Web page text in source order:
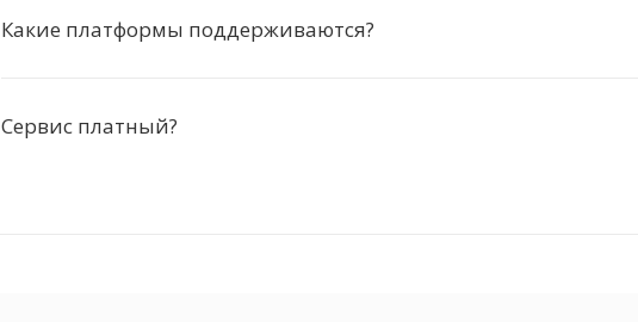
Какие платформы поддерживаются?
Сервис платный?